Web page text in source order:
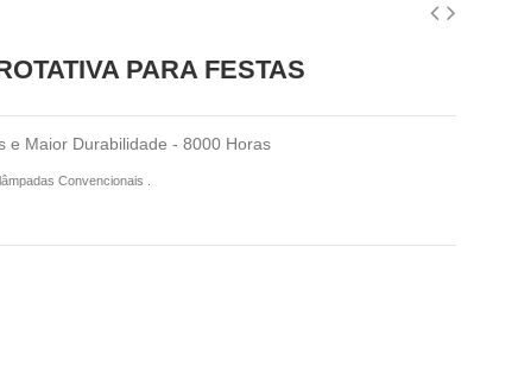
PARA FESTAS
e Maior Durabilidade - 8000 Horas
Convencionais .